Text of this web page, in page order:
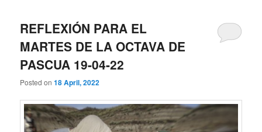
REFLEXIÓN PARA EL
MARTES DE LA OCTAVA DE
PASCUA 19-04-22
Posted on18 April, 2022